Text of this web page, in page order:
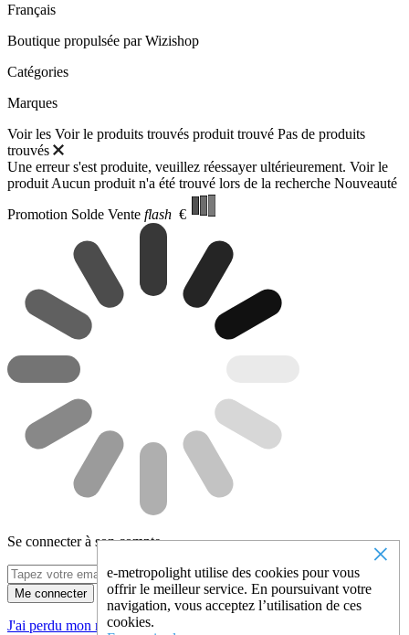
×
e-metropolight utilise des cookies pour vous
offrir le meilleur service. En poursuivant votre
navigation, vous acceptez l’utilisation de ces
cookies.
Français
Boutique propulsée parWizishop
Catégories
Marques
Voir les Voir le produits trouvés produit trouvé Pas de produits
trouvés
Une erreur s'est produite, veuillez réessayer ultérieurement. Voir le
produit Aucun produit n'a été trouvé lors de la recherche Nouveauté
Promotion Solde Vente flash €
Se connecter à son compte
Me connecter
J'ai perdu mon mot de passe !